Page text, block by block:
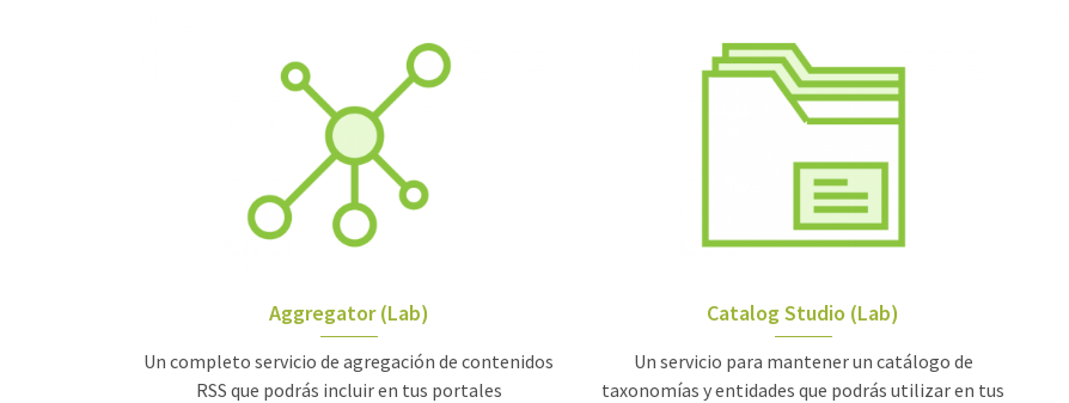
Aggregator (Lab)
Un completo servicio de agregación de contenidos
RSS que podrás incluir en tus portales
Catalog Studio (Lab)
Un servicio para mantener un catálogo de
taxonomías y entidades que podrás utilizar en tus